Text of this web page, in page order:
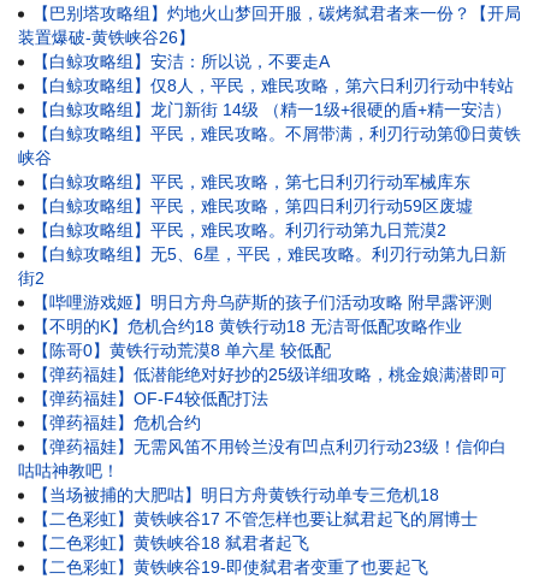
【巴别塔攻略组】灼地火山梦回开服，碳烤弑君者来一份？【开局
装置爆破-黄铁峡谷26】
【白鲸攻略组】安洁：所以说，不要走A
【白鲸攻略组】仅8人，平民，难民攻略，第六日利刃行动中转站
【白鲸攻略组】龙门新街 14级 （精一1级+很硬的盾+精一安洁）
【白鲸攻略组】平民，难民攻略。不屑带满，利刃行动第⑩日黄铁
峡谷
【白鲸攻略组】平民，难民攻略，第七日利刃行动军械库东
【白鲸攻略组】平民，难民攻略，第四日利刃行动59区废墟
【白鲸攻略组】平民，难民攻略。利刃行动第九日荒漠2
【白鲸攻略组】无5、6星，平民，难民攻略。利刃行动第九日新
街2
【哔哩游戏姬】明日方舟乌萨斯的孩子们活动攻略 附早露评测
【不明的K】危机合约18 黄铁行动18 无洁哥低配攻略作业
【陈哥0】黄铁行动荒漠8 单六星 较低配
【弹药福娃】低潜能绝对好抄的25级详细攻略，桃金娘满潜即可
【弹药福娃】OF-F4较低配打法
【弹药福娃】危机合约
【弹药福娃】无需风笛不用铃兰没有凹点利刃行动23级！信仰白
咕咕神教吧！
【当场被捕的大肥咕】明日方舟黄铁行动单专三危机18
【二色彩虹】黄铁峡谷17 不管怎样也要让弑君起飞的屑博士
【二色彩虹】黄铁峡谷18 弑君者起飞
【二色彩虹】黄铁峡谷19-即使弑君者变重了也要起飞